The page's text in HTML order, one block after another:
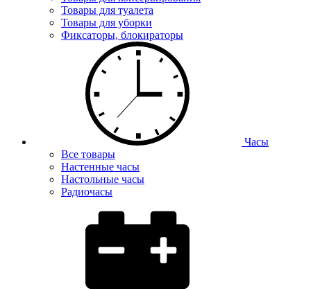
Товары для туалета
Товары для уборки
Фиксаторы, блокираторы
Часы
Все товары
Настенные часы
Настольные часы
Радиочасы